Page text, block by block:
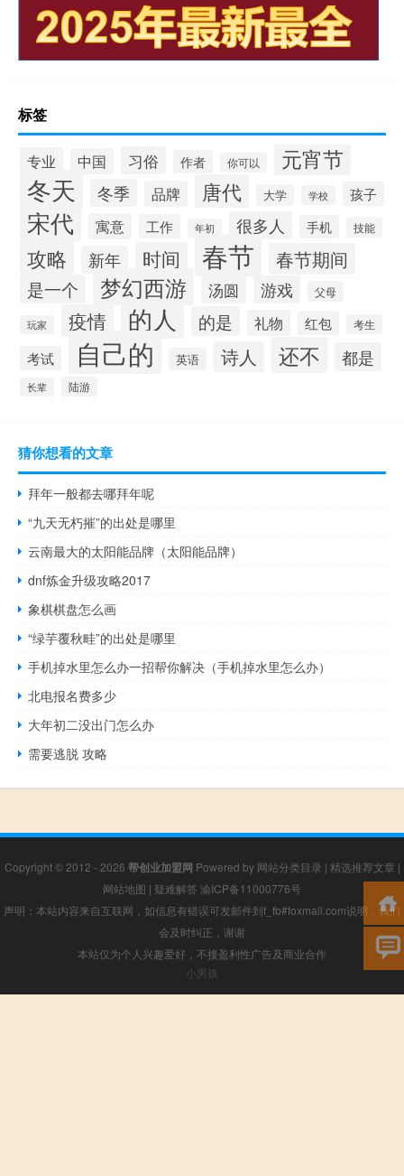
标签
专业 中国 习俗 作者 你可以 元宵节
冬天 冬季 品牌 唐代 大学 学校 孩子
宋代 寓意 工作 年初 很多人 手机 技能
攻略 新年 时间 春节 春节期间
是一个 梦幻西游 汤圆 游戏 父母
玩家 疫情 的人 的是 礼物 红包 考生
考试 自己的 英语 诗人 还不 都是
长辈 陆游
猜你想看的文章
拜年一般都去哪拜年呢
“九天无朽摧”的出处是哪里
云南最大的太阳能品牌（太阳能品牌）
dnf炼金升级攻略2017
象棋棋盘怎么画
“绿芋覆秋畦”的出处是哪里
手机掉水里怎么办一招帮你解决（手机掉水里怎么办）
北电报名费多少
大年初二没出门怎么办
需要逃脱 攻略
Copyright © 2012 - 2026 帮创业加盟网 Powered by 网站分类目录 | 精选推荐文章 |
网站地图 | 疑难解答 渝ICP备11000776号
声明：本站内容来自互联网，如信息有错误可发邮件到f_fb#foxmail.com说明，我们
会及时纠正，谢谢
本站仅为个人兴趣爱好，不接盈利性广告及商业合作
小男孩